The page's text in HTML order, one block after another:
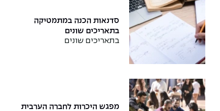
סדנאות הכנה במתמטיקה
בתאריכים שונים
בתאריכים שונים
מפגש היכרות לחברה הערבית